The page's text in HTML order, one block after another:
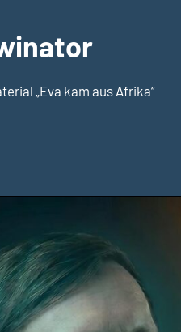
„Eva kam aus Afrika“